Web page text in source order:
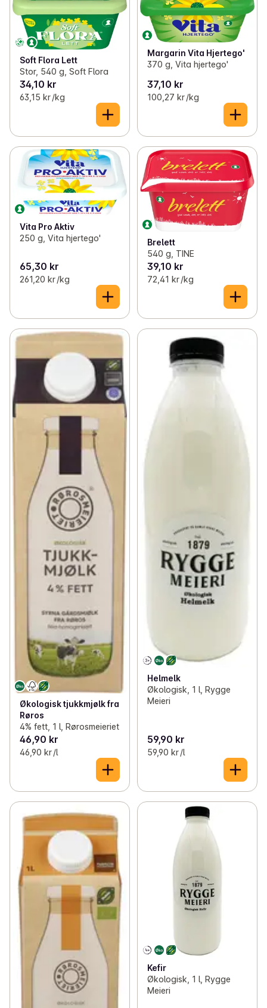
Soft Flora Lett
Stor, 540 g, Soft Flora
34,10 kr
63,15 kr /kg
Margarin Vita Hjertego'
370 g, Vita hjertego'
37,10 kr
100,27 kr /kg
Vita Pro Aktiv
250 g, Vita hjertego'
65,30 kr
261,20 kr /kg
Brelett
540 g, TINE
39,10 kr
72,41 kr /kg
Økologisk tjukkmjølk fra
Røros
4% fett, 1 l, Rørosmeieriet
46,90 kr
46,90 kr /l
Helmelk
Økologisk, 1 l, Rygge
Meieri
59,90 kr
59,90 kr /l
Kefir
Økologisk, 1 l, Rygge
Meieri